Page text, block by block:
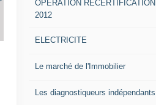
OPERATION RECERTIFICATION
2012
ELECTRICITE
Le marché de l'Immobilier
Les diagnostiqueurs indépendants